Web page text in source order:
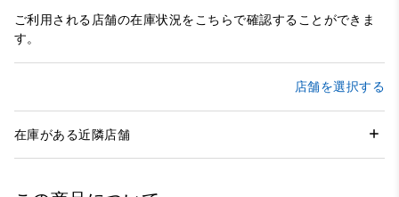
ご利用される店舗の在庫状況をこちらで確認することができま
す。
店舗を選択する
在庫がある近隣店舗